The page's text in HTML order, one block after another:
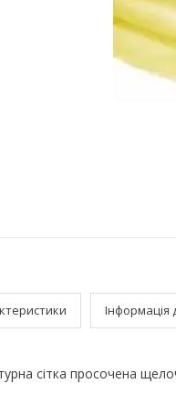
Інформація
сітка просочена